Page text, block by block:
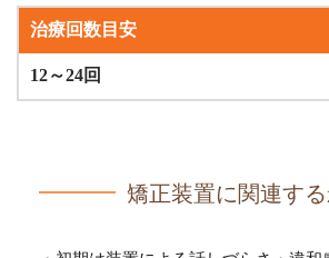
治療回数目安
12～24回
矯正装置に関連す